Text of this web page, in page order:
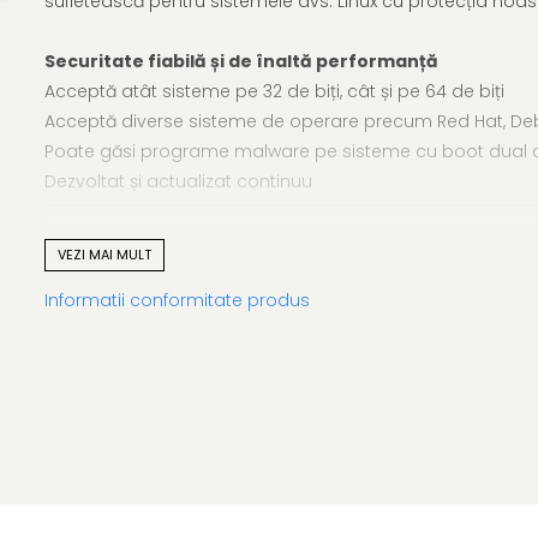
Securitate fiabilă și de înaltă performanță
Acceptă atât sisteme pe 32 de biți, cât și pe 64 de biți
Acceptă diverse sisteme de operare precum Red Hat,
Poate găsi programe malware pe sisteme cu boot dual
Dezvoltat și actualizat continuu
Securitate Linux pentru afaceri
Păstrați-vă sistemele Linux protejate cu soluția noastră
și accelerează stațiile de lucru prin protejarea fișierelor
VEZI MAI MULT
Informatii conformitate produs